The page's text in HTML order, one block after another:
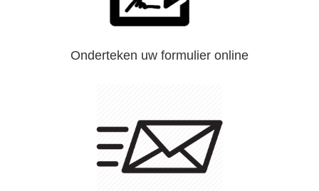
Onderteken uw formulier online